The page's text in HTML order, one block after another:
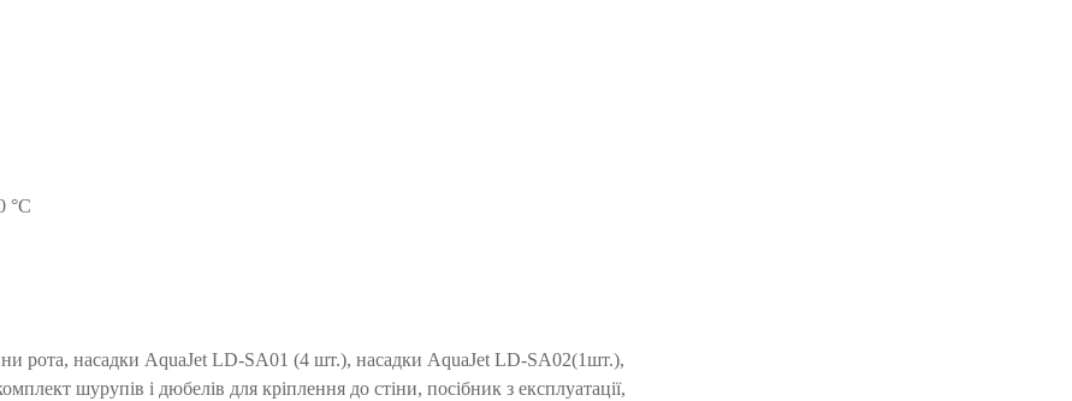
°C
рота, насадки AquaJet LD-SA01 (4 шт.), насадки AquaJet LD-SA02(1шт.),
шурупів і дюбелів для кріплення до стіни, посібник з експлуатації,